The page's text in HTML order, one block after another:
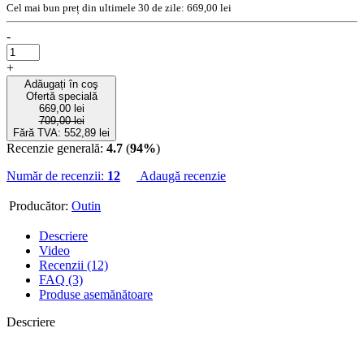
Cel mai bun preț din ultimele 30 de zile: 669,00 lei
-
+
Adăugați în coş
Ofertă specială
669,00 lei
709,00 lei
Fără TVA: 552,89 lei
Recenzie generală: 4.7 (94%)
Număr de recenzii: 12 Adaugă recenzie
Producător: Outin
Descriere
Video
Recenzii (12)
FAQ (3)
Produse asemănătoare
Descriere